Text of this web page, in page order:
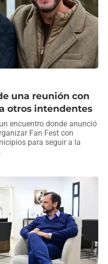
una reunión con
otros intendentes
encuentro donde anunció
Fan Fest con
para seguir a la